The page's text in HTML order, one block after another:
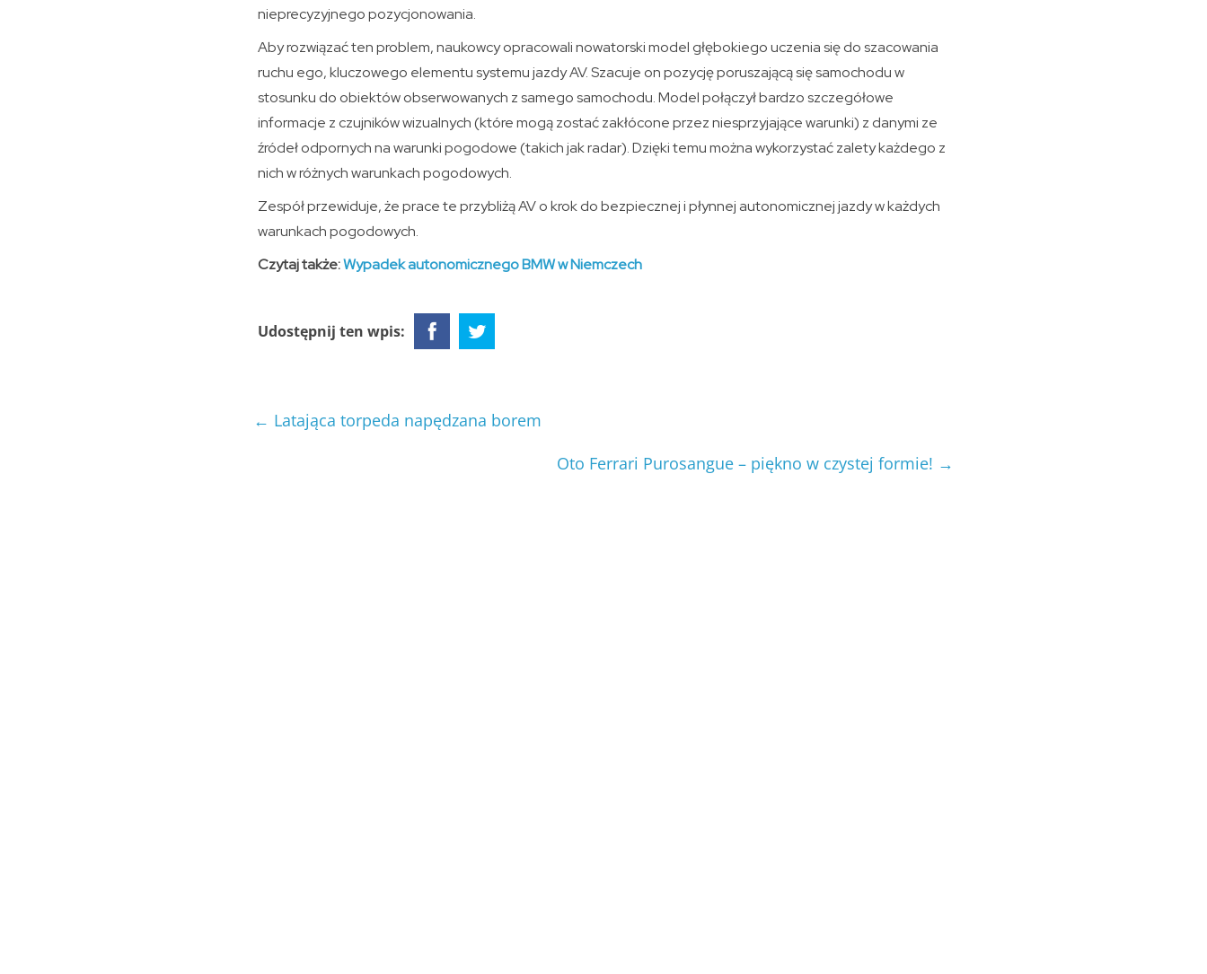
nieprecyzyjnego pozycjonowania.
Aby rozwiązać ten problem, naukowcy opracowali nowatorski model głębokiego uczenia się do szacowania
ruchu ego, kluczowego elementu systemu jazdy AV. Szacuje on pozycję poruszającą się samochodu w
stosunku do obiektów obserwowanych z samego samochodu. Model połączył bardzo szczegółowe
informacje z czujników wizualnych (które mogą zostać zakłócone przez niesprzyjające warunki) z danymi ze
źródeł odpornych na warunki pogodowe (takich jak radar). Dzięki temu można wykorzystać zalety każdego z
nich w różnych warunkach pogodowych.
Zespół przewiduje, że prace te przybliżą AV o krok do bezpiecznej i płynnej autonomicznej jazdy w każdych
warunkach pogodowych.
Czytaj także:Wypadek autonomicznego BMW w Niemczech
Udostępnij ten wpis:
← Latająca torpeda napędzana borem
Oto Ferrari Purosangue – piękno w czystej formie! →